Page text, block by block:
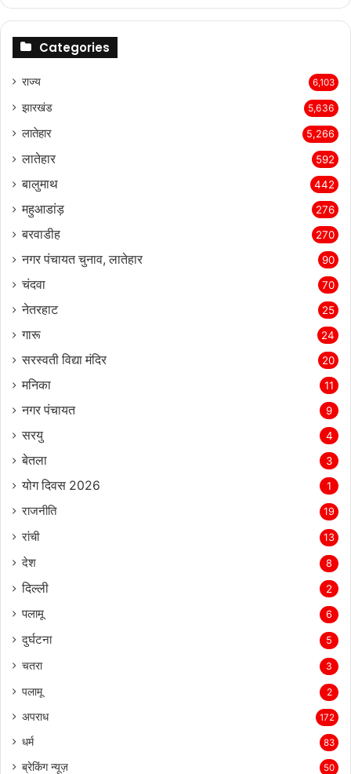
Categories
राज्‍य 6,103
झारखंड 5,636
लातेहार 5,266
लातेहार 592
बालुमाथ 442
महुआडांड़ 276
बरवाडीह 270
नगर पंचायत चुनाव, लातेहार 90
चंदवा 70
नेतरहाट 25
गारू 24
सरस्‍वती विद्या मंदिर 20
मनिका 11
नगर पंचायत 9
सरयु 4
बेतला 3
योग दिवस 2026 1
राजनीति 19
रांची 13
देश 8
दिल्‍ली 2
पलामू 6
दुर्घटना 5
चतरा 3
पलामू 2
अपराध 172
धर्म 83
ब्रेकिंग न्यूज़ 50